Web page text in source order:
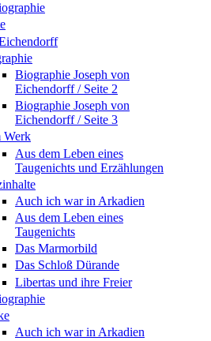
Biographie Joseph von
Eichendorff / Seite 2
Biographie Joseph von
Eichendorff / Seite 3
Werk
Aus dem Leben eines
Taugenichts und Erzählungen
Auch ich war in Arkadien
Aus dem Leben eines
Taugenichts
Das Marmorbild
Das Schloß Dürande
Libertas und ihre Freier
Auch ich war in Arkadien